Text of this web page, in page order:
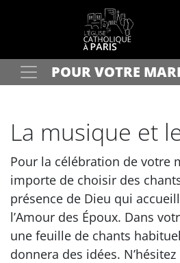
Votre recherchePOUR VOTRE
La musique et
Pour la célébration de votre
importe de choisir des
présence de Dieu qui
l’Amour des Époux. Dans
une feuille de chants
donnera des idées.
Panneau de gestion des cookies